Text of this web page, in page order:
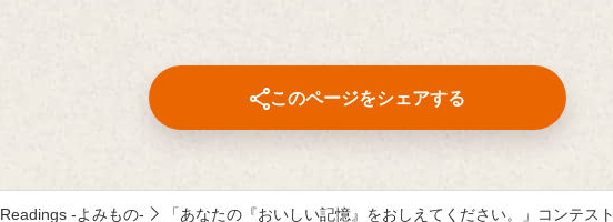
テインメント番組です。
MC ：藤井隆 進行：吉竹史 ナレータ
このページをシェアする
Readings -よみもの- 「あなたの『おいしい記憶』をおしえてください。」コンテスト